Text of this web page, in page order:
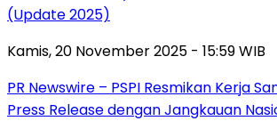
(Update 2025)
Kamis, 20 November 2025 - 15:59 WIB
PR Newswire – PSPI Resmikan Kerja
Press Release dengan Jangkauan